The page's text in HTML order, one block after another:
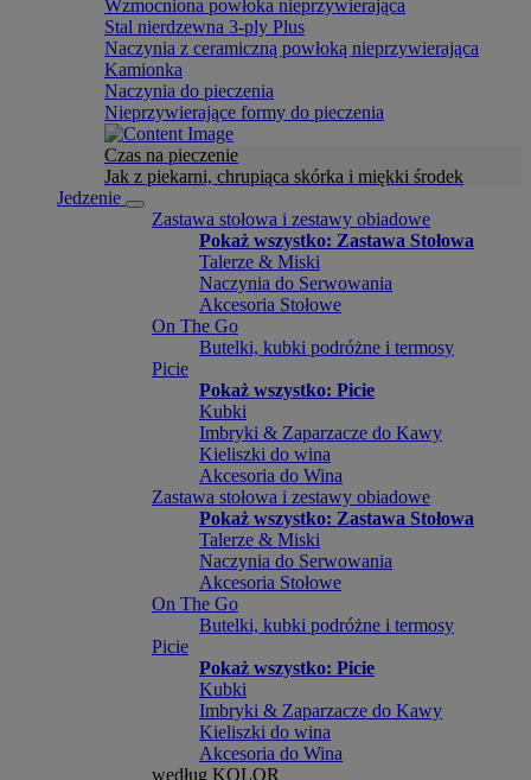
Wzmocniona powłoka nieprzywierająca
Stal nierdzewna 3-ply Plus
Naczynia z ceramiczną powłoką nieprzywierająca
Kamionka
Naczynia do pieczenia
Nieprzywierające formy do pieczenia
Czas na pieczenie
Jak z piekarni, chrupiąca skórka i miękki środek
Jedzenie
Zastawa stołowa i zestawy obiadowe
Pokaż wszystko: Zastawa Stołowa
Talerze & Miski
Naczynia do Serwowania
Akcesoria Stołowe
On The Go
Butelki, kubki podróżne i termosy
Picie
Pokaż wszystko: Picie
Kubki
Imbryki & Zaparzacze do Kawy
Kieliszki do wina
Akcesoria do Wina
Zastawa stołowa i zestawy obiadowe
Pokaż wszystko: Zastawa Stołowa
Talerze & Miski
Naczynia do Serwowania
Akcesoria Stołowe
On The Go
Butelki, kubki podróżne i termosy
Picie
Pokaż wszystko: Picie
Kubki
Imbryki & Zaparzacze do Kawy
Kieliszki do wina
Akcesoria do Wina
według KOLOR